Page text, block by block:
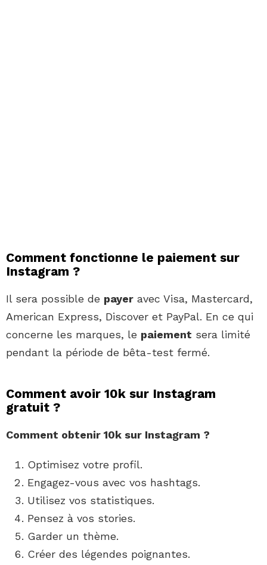
Comment fonctionne le paiement sur
Instagram ?
Il sera possible de payer avec Visa, Mastercard,
American Express, Discover et PayPal. En ce qui
concerne les marques, le paiement sera limité
pendant la période de bêta-test fermé.
Comment avoir 10k sur Instagram
gratuit ?
Comment obtenir 10k sur Instagram ?
Optimisez votre profil.
Engagez-vous avec vos hashtags.
Utilisez vos statistiques.
Pensez à vos stories.
Garder un thème.
Créer des légendes poignantes.